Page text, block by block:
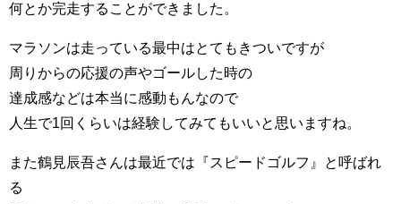
何とか完走することができました。
マラソンは走っている最中はとてもきついですが
周りからの応援の声やゴールした時の
達成感などは本当に感動もんなので
人生で1回くらいは経験してみてもいいと思いますね。
また鶴見辰吾さんは最近では『スピードゴルフ』と呼ばれ
る